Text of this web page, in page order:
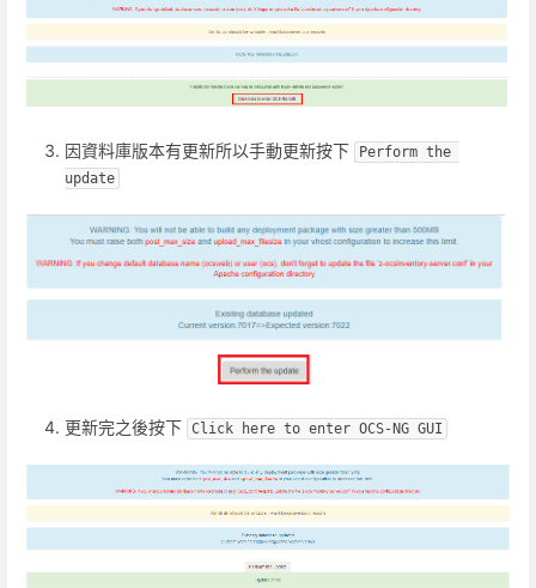
因資料庫版本有更新所以手動更新按下
Perform the
update
更新完之後按下 Click here to enter OCS-NG GUI